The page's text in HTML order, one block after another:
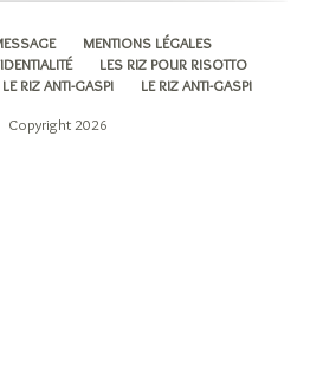
MENTIONS LÉGALES
LES RIZ POUR RISOTTO
LE RIZ ANTI-GASPI LE RIZ ANTI-GASPI
Copyright 2026